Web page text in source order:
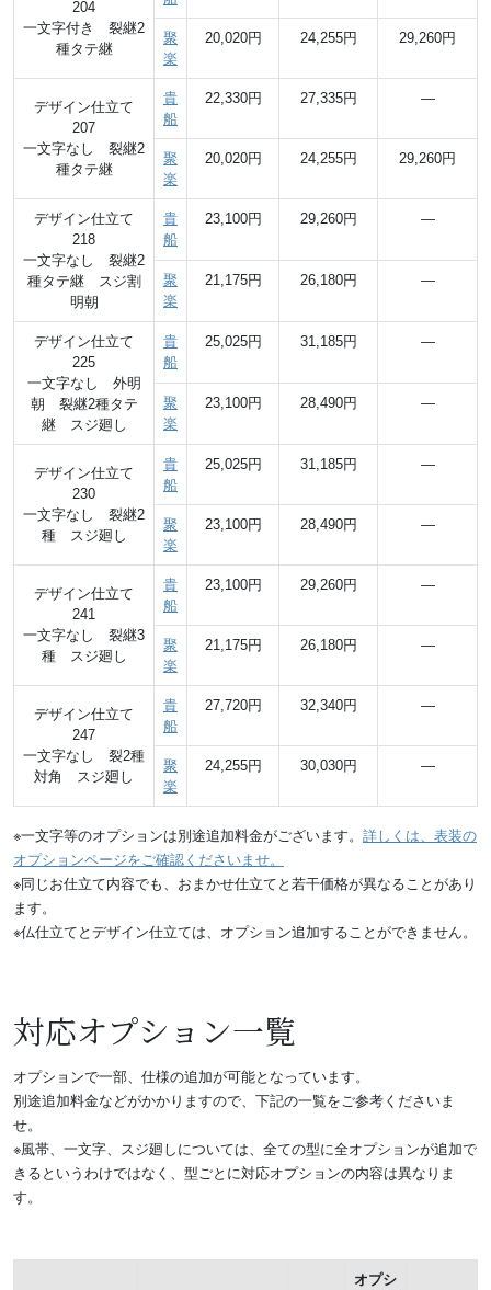
204
一文字付き 裂継2
種タテ継
聚
楽
20,020円 24,255円 29,260円
デザイン仕立て
207
一文字なし 裂継2
種タテ継
貴
船
22,330円 27,335円 ―
聚
楽
20,020円 24,255円 29,260円
デザイン仕立て
218
一文字なし 裂継2
種タテ継 スジ割
明朝
貴
船
23,100円 29,260円 ―
聚
楽
21,175円 26,180円 ―
デザイン仕立て
225
一文字なし 外明
朝 裂継2種タテ
継 スジ廻し
貴
船
25,025円 31,185円 ―
聚
楽
23,100円 28,490円 ―
デザイン仕立て
230
一文字なし 裂継2
種 スジ廻し
貴
船
25,025円 31,185円 ―
聚
楽
23,100円 28,490円 ―
デザイン仕立て
241
一文字なし 裂継3
種 スジ廻し
貴
船
23,100円 29,260円 ―
聚
楽
21,175円 26,180円 ―
デザイン仕立て
247
一文字なし 裂2種
対角 スジ廻し
貴
船
27,720円 32,340円 ―
聚
楽
24,255円 30,030円 ―
※一文字等のオプションは別途追加料金がございます。 詳しくは、表装の
オプションページをご確認くださいませ。
※同じお仕立て内容でも、おまかせ仕立てと若干価格が異なることがあり
ます。
※仏仕立てとデザイン仕立ては、オプション追加することができません。
対応オプション一覧
オプションで一部、仕様の追加が可能となっています。
別途追加料金などがかかりますので、下記の一覧をご参考くださいま
せ。
※風帯、一文字、スジ廻しについては、全ての型に全オプションが追加で
きるというわけではなく、型ごとに対応オプションの内容は異なりま
す。
オプシ